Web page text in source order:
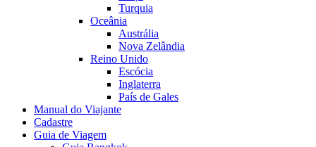
Turquia
Oceânia
Austrália
Nova Zelândia
Reino Unido
Escócia
Inglaterra
País de Gales
Manual do Viajante
Cadastre
Guia de Viagem